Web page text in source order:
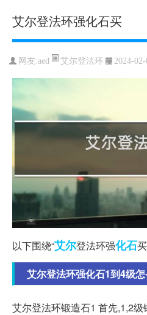
艾尔登法环强化石买
网友:aed 艾尔登法环 2024-
以下围绕“艾尔登法环强化石
艾尔登法环强化石1到4级
艾尔登法环锻造石1 首先,1,2